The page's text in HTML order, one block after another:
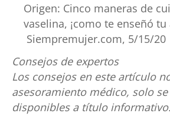
Origen: Cinco maneras de
vaselina, ¡como te enseñó tu
Siempremujer.com, 5/15/20
Consejos de expertos
Los consejos en este artículo
asesoramiento médico, solo
disponibles a título informativo.